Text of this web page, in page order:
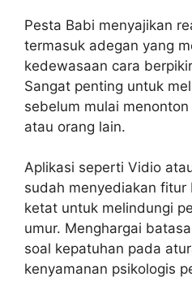
Pesta Babi menyajikan
termasuk adegan yang
kedewasaan cara
Sangat penting untuk
sebelum mulai
atau orang lain.
Aplikasi seperti Vidio
sudah menyediakan fitur
ketat untuk melindungi
umur. Menghargai
soal kepatuhan pada
kenyamanan psikologis